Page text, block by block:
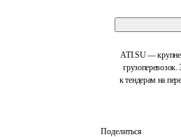
ATI.SU —
грузоперевозок.
к тендерам на
Поделиться